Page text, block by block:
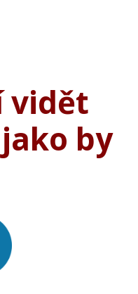
vidět
by